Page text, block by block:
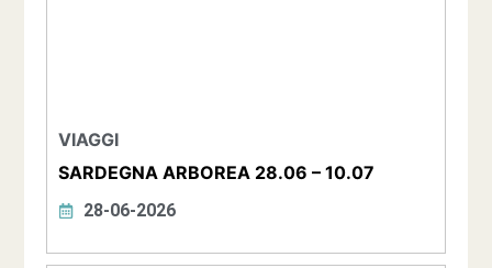
VIAGGI
SARDEGNA ARBOREA 28.06 – 10.07
28-06-2026